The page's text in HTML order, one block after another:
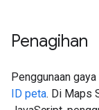
Penagihan
Penggunaan
ID peta. Di Maps